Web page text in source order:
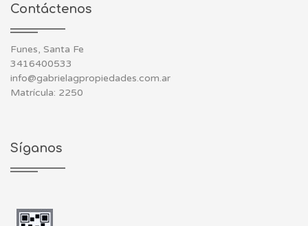
Contáctenos
Funes, Santa Fe
3416400533
info@gabrielagpropiedades.com.ar
Matrícula: 2250
Síganos